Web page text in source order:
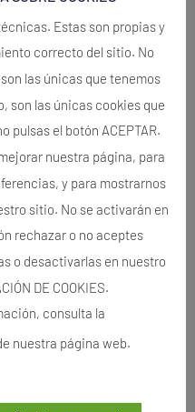
Estas son propias y
correcto del sitio. No
las únicas que tenemos
son las únicas cookies que
pulsas el botón ACEPTAR.
nuestra página, para
y para mostrarnos
sitio. No se activarán en
rechazar o no aceptes
o desactivarlas en nuestro
DE COOKIES.
consulta la
nuestra página web.